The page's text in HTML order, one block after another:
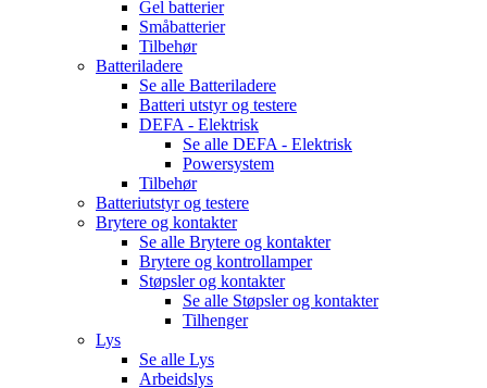
Gel batterier
Småbatterier
Tilbehør
Batteriladere
Se alle Batteriladere
Batteri utstyr og testere
DEFA - Elektrisk
Se alle DEFA - Elektrisk
Powersystem
Tilbehør
Batteriutstyr og testere
Brytere og kontakter
Se alle Brytere og kontakter
Brytere og kontrollamper
Støpsler og kontakter
Se alle Støpsler og kontakter
Tilhenger
Lys
Se alle Lys
Arbeidslys